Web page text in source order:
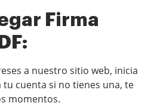
Firma
a nuestro sitio web, inicia
cuenta si no tienes una, te
momentos.